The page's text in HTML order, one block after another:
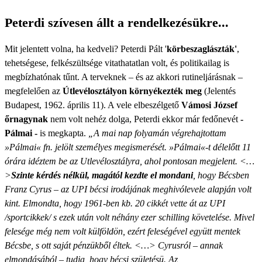
Peterdi szívesen állt a rendelkezésükre...
Mit jelentett volna, ha kedveli? Peterdi Pált 'körbeszaglászták',
tehetségese, felkészültsége vitathatatlan volt, és politikailag is
megbízhatónak tűnt. A terveknek – és az akkori rutineljárásnak –
megfelelően az Útlevélosztályon környékezték meg (Jelentés
Budapest, 1962. április 11). A vele elbeszélgető Vámosi József
őrnagynak nem volt nehéz dolga, Peterdi ekkor már fedőnevét -
Pálmai - is megkapta. „A mai nap folyamán végrehajtottam
»Pálmai« fn. jelölt személyes megismerését. »Pálmai«-t délelőtt 11
órára idéztem be az Utlevélosztályra, ahol pontosan megjelent. <…
>Szinte kérdés nélkül, magától kezdte el mondani, hogy Bécsben
Franz Cyrus – az UPI bécsi irodájának meghivólevele alapján volt
kint. Elmondta, hogy 1961-ben kb. 20 cikkét vette át az UPI
/sportcikkek/ s ezek után volt néhány ezer schilling követelése. Mivel
felesége még nem volt külföldön, ezért feleségével együtt mentek
Bécsbe, s ott saját pénzükből éltek. <…> Cyrusról – annak
elmondásából – tudja, hogy bécsi születésü. Az